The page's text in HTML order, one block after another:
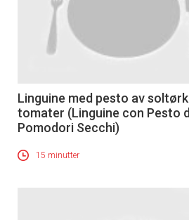
Linguine med pesto av
tomater (Linguine con Pesto
Pomodori Secchi)
15 minutter